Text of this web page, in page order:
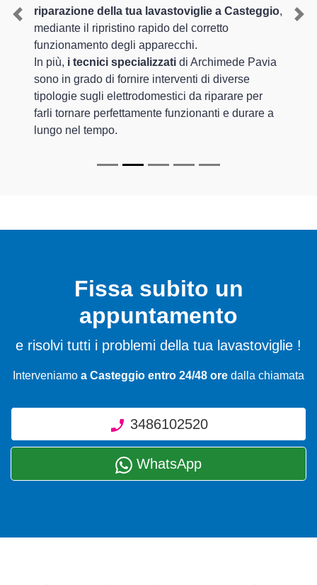
riparazione della tua lavastoviglie a Casteggio,
mediante il ripristino rapido del corretto
funzionamento degli apparecchi.
In più, i tecnici specializzati di Archimede Pavia
sono in grado di fornire interventi di diverse
tipologie sugli elettrodomestici da riparare per
farli tornare perfettamente funzionanti e durare a
lungo nel tempo.
Previous
Fissa subito un
appuntamento
e risolvi tutti i problemi della tua lavastoviglie !
Interveniamo a Casteggio entro 24/48 ore dalla chiamata
3486102520
WhatsApp